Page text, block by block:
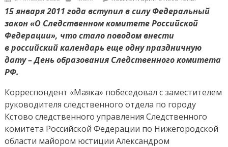
on
записи
Следствие
ведут
профессионалы
15 января 2011 года вступил в силу Федеральный
закон «О Следственном комитете Российской
Федерации», что стало поводом внести
в российский календарь еще одну праздничную
дату – День образования Следственного комитета
РФ.
Корреспондент «Маяка» побеседовал с заместителем
руководителя следственного отдела по городу
Кстово следственного управления Следственного
комитета Российской Федерации по Нижегородской
области майором юстиции Александром